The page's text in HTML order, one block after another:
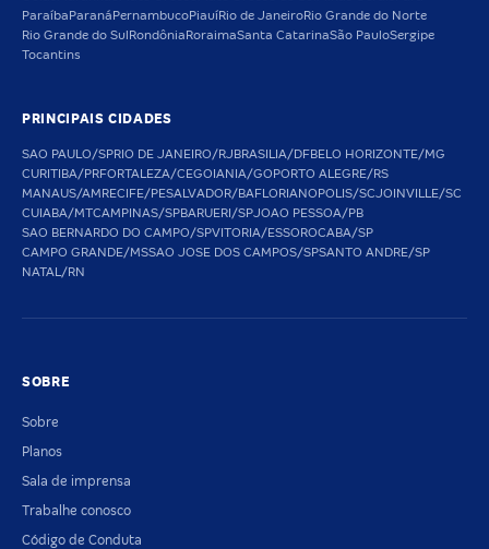
Paraíba Paraná PernambucoPiauíRio de JaneiroRio Grande do Norte
Rio Grande do Sul Rondônia RoraimaSanta CatarinaSão PauloSergipe
Tocantins
PRINCIPAIS CIDADES
SAO PAULO/SPRIO DE JANEIRO/RJBRASILIA/DFBELO HORIZONTE/MG
CURITIBA/PRFORTALEZA/CEGOIANIA/GOPORTO ALEGRE/RS
MANAUS/AMRECIFE/PESALVADOR/BAFLORIANOPOLIS/SCJOINVILLE/SC
CUIABA/MTCAMPINAS/SPBARUERI/SPJOAO PESSOA/PB
SAO BERNARDO DO CAMPO/SPVITORIA/ESSOROCABA/SP
CAMPO GRANDE/MSSAO JOSE DOS CAMPOS/SPSANTO ANDRE/SP
NATAL/RN
SOBRE
Sobre
Planos
Sala de imprensa
Trabalhe conosco
Código de Conduta